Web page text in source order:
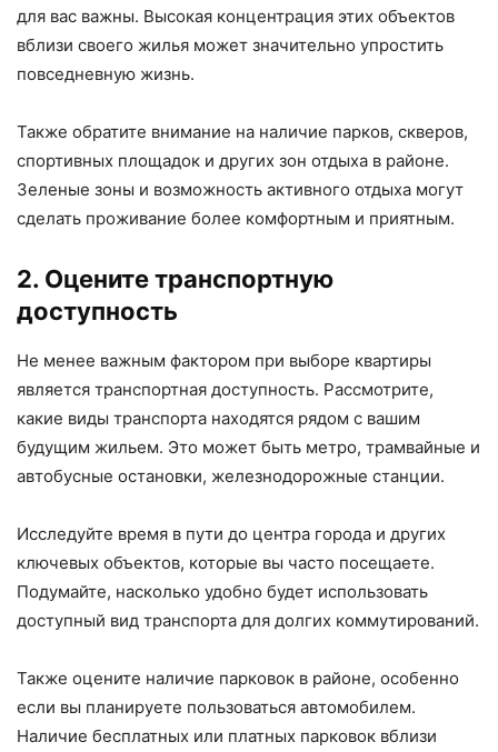
для вас важны. Высокая концентрация этих объектов
вблизи своего жилья может значительно упростить
повседневную жизнь.
Также обратите внимание на наличие парков, скверов,
спортивных площадок и других зон отдыха в районе.
Зеленые зоны и возможность активного отдыха могут
сделать проживание более комфортным и приятным.
2. Оцените транспортную
доступность
Не менее важным фактором при выборе квартиры
является транспортная доступность. Рассмотрите,
какие виды транспорта находятся рядом с вашим
будущим жильем. Это может быть метро, трамвайные и
автобусные остановки, железнодорожные станции.
Исследуйте время в пути до центра города и других
ключевых объектов, которые вы часто посещаете.
Подумайте, насколько удобно будет использовать
доступный вид транспорта для долгих коммутирований.
Также оцените наличие парковок в районе, особенно
если вы планируете пользоваться автомобилем.
Наличие бесплатных или платных парковок вблизи